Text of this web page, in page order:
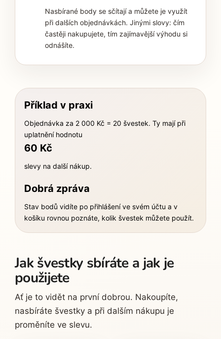
Nasbírané body se sčítají a můžete je využít
při dalších objednávkách. Jinými slovy: čím
častěji nakupujete, tím zajímavější výhodu si
odnášíte.
Příklad v praxi
Objednávka za 2 000 Kč = 20 švestek. Ty mají při
uplatnění hodnotu
60 Kč
slevy na další nákup.
Dobrá zpráva
Stav bodů vidíte po přihlášení ve svém účtu a v
košíku rovnou poznáte, kolik švestek můžete použít.
Jak švestky sbíráte a jak je
použijete
Ať je to vidět na první dobrou. Nakoupíte,
nasbíráte švestky a při dalším nákupu je
proměníte ve slevu.